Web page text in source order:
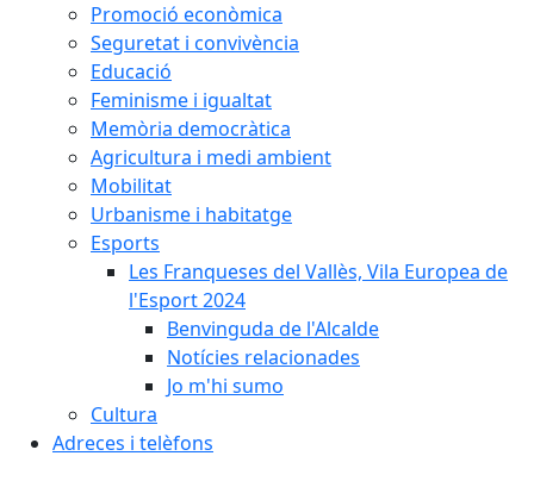
Promoció econòmica
Seguretat i convivència
Educació
Feminisme i igualtat
Memòria democràtica
Agricultura i medi ambient
Mobilitat
Urbanisme i habitatge
Esports
Les Franqueses del Vallès, Vila Europea de
l'Esport 2024
Benvinguda de l'Alcalde
Notícies relacionades
Jo m'hi sumo
Cultura
Adreces i telèfons